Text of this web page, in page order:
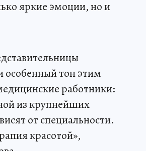
яркие эмоции, но и
тон этим
работники:
из крупнейших
от специальности.
красотой»,